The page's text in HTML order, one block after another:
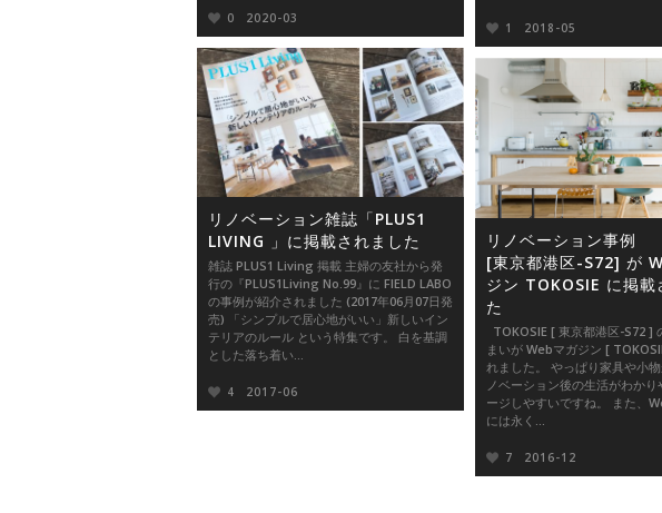
0 2020-03
1 2018-05
リノベーション雑誌「PLUS1
LIVING 」に掲載されました
雑誌 PLUS1 Living 掲載 主婦の友社から発
行の『PLUS1Living No.99』に FIELD LABO
の事例が紹介されました (2017年06月07日発
売) 「シンプルで居心地がいい」新しいイン
テリアのルール という特集です。 白を基調
とした落ち着い...
4 2017-06
リノベーション事例
[東京都港区-S72] が
ジン TOKOSIE に掲載
た
TOKOSIE [ 東京都港区-S72 ]
まいが Webマガジン [
れました。 やっぱり家具や小
ノベーション後の生活がわかり
ージしやすいですね。 また、
には永く...
7 2016-12